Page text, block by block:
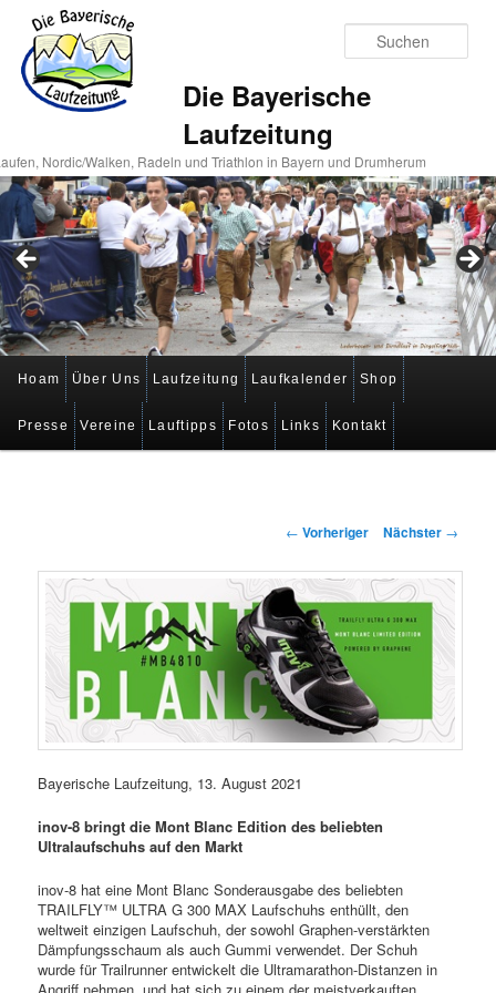
Die Bayerische
Laufzeitung
Nordic/Walken, Radeln und Triathlon in Bayern und Drumherum
Hauptmenü
Zum
primären
Zum
sekundären
Hoam Über Uns Laufzeitung Laufkalender Shop
Presse Vereine Lauftipps Fotos Links Kontakt
Beitragsnavigation
← Vorheriger Nächster →
Bayerische Laufzeitung, 13. August 2021
inov-8 bringt die Mont Blanc Edition des beliebten
Ultralaufschuhs auf den Markt
inov-8 hat eine Mont Blanc Sonderausgabe des beliebten
TRAILFLY™ ULTRA G 300 MAX Laufschuhs enthüllt, den
weltweit einzigen Laufschuh, der sowohl Graphen-verstärkten
Dämpfungsschaum als auch Gummi verwendet. Der Schuh
wurde für Trailrunner entwickelt die Ultramarathon-Distanzen in